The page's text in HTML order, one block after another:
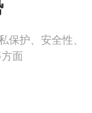
护、安全性、
面